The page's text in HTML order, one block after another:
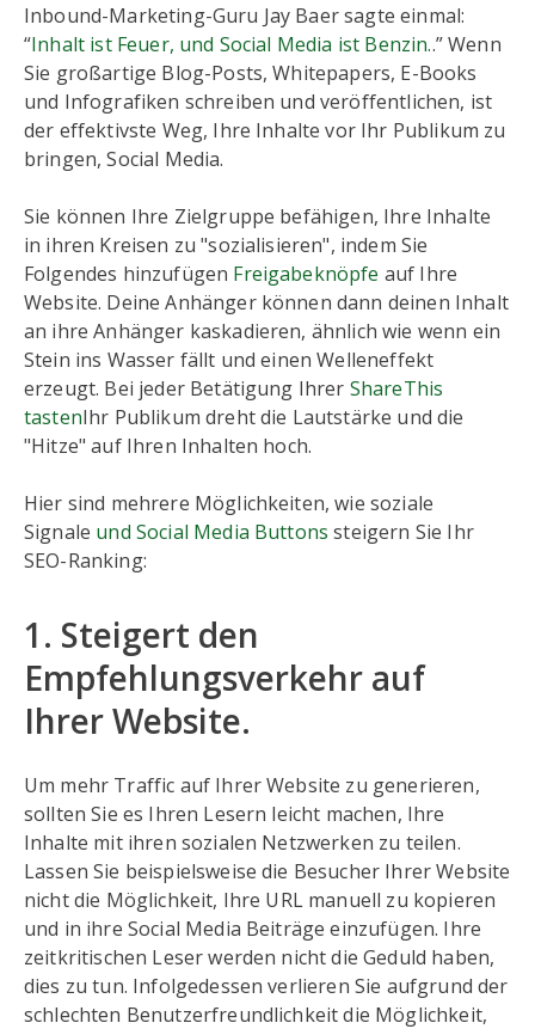
Inbound-Marketing-Guru Jay Baer sagte einmal:
“Inhalt ist Feuer, und Social Media ist Benzin..” Wenn
Sie großartige Blog-Posts, Whitepapers, E-Books
und Infografiken schreiben und veröffentlichen, ist
der effektivste Weg, Ihre Inhalte vor Ihr Publikum zu
bringen, Social Media.
Sie können Ihre Zielgruppe befähigen, Ihre Inhalte
in ihren Kreisen zu "sozialisieren", indem Sie
Folgendes hinzufügen Freigabeknöpfe auf Ihre
Website. Deine Anhänger können dann deinen Inhalt
an ihre Anhänger kaskadieren, ähnlich wie wenn ein
Stein ins Wasser fällt und einen Welleneffekt
erzeugt. Bei jeder Betätigung Ihrer ShareThis
tastenIhr Publikum dreht die Lautstärke und die
"Hitze" auf Ihren Inhalten hoch.
Hier sind mehrere Möglichkeiten, wie soziale
Signale und Social Media Buttons steigern Sie Ihr
SEO-Ranking:
1. Steigert den
Empfehlungsverkehr auf
Ihrer Website.
Um mehr Traffic auf Ihrer Website zu generieren,
sollten Sie es Ihren Lesern leicht machen, Ihre
Inhalte mit ihren sozialen Netzwerken zu teilen.
Lassen Sie beispielsweise die Besucher Ihrer Website
nicht die Möglichkeit, Ihre URL manuell zu kopieren
und in ihre Social Media Beiträge einzufügen. Ihre
zeitkritischen Leser werden nicht die Geduld haben,
dies zu tun. Infolgedessen verlieren Sie aufgrund der
schlechten Benutzerfreundlichkeit die Möglichkeit,